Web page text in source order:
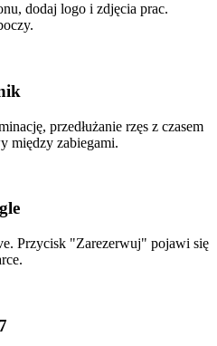
dodaj logo i zdjęcia prac.
przedłużanie rzęs z czasem
między zabiegami.
Przycisk "Zarezerwuj" pojawi się